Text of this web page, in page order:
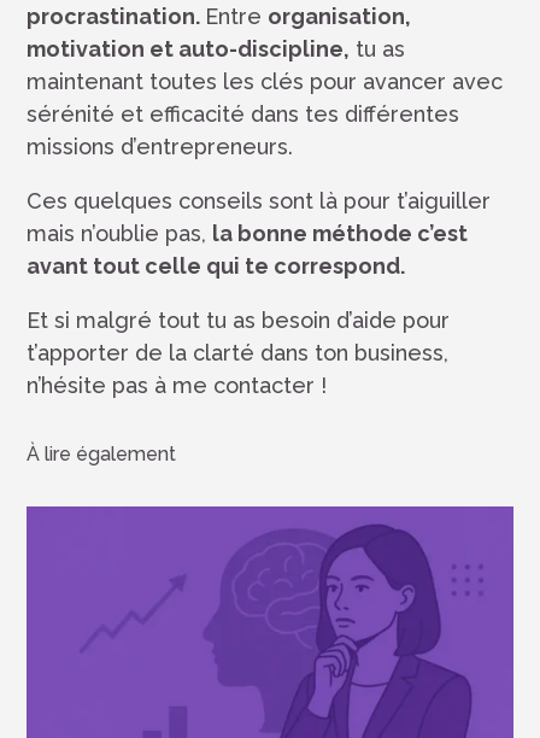
procrastination. Entre organisation,
motivation et auto-discipline, tu as
maintenant toutes les clés pour avancer avec
sérénité et efficacité dans tes différentes
missions d’entrepreneurs.
Ces quelques conseils sont là pour t’aiguiller
mais n’oublie pas, la bonne méthode c’est
avant tout celle qui te correspond.
Et si malgré tout tu as besoin d’aide pour
t’apporter de la clarté dans ton business,
n’hésite pas à me contacter !
À lire également